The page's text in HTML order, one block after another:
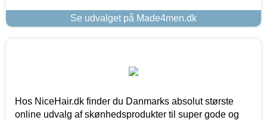
Se udvalget på Made4men.dk
Hos NiceHair.dk finder du Danmarks absolut største
online udvalg af skønhedsprodukter til super gode og